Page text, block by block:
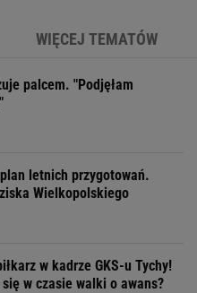
WIĘCEJ TEMATÓW
palcem. "Podjęłam
plan letnich przygotowań.
Wielkopolskiego
w kadrze GKS-u Tychy!
w czasie walki o awans?